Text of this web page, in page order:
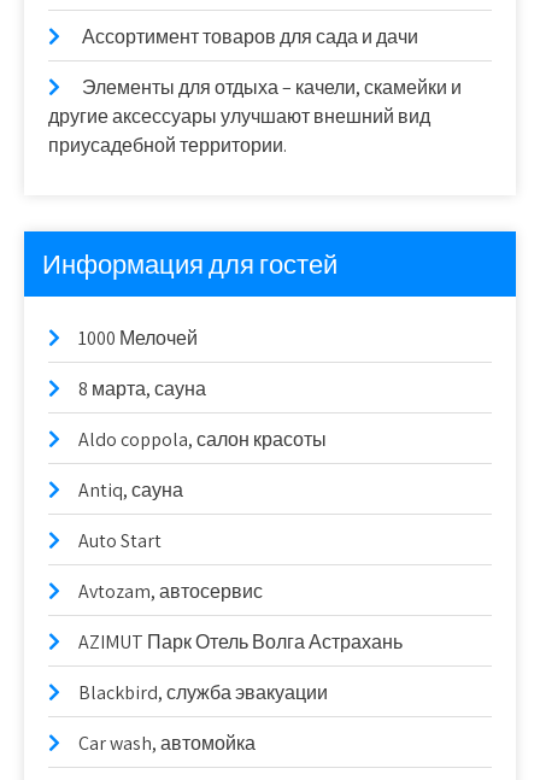
Ассортимент товаров для сада и дачи
Элементы для отдыха – качели, скамейки и
другие аксессуары улучшают внешний вид
приусадебной территории.
Информация для гостей
1000 Мелочей
8 марта, сауна
Aldo coppola, салон красоты
Antiq, сауна
Auto Start
Avtozam, автосервис
AZIMUT Парк Отель Волга Астрахань
Blackbird, служба эвакуации
Car wash, автомойка